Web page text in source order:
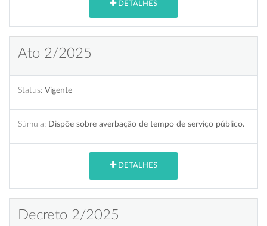
DETALHES
Ato 2/2025
Status: Vigente
Súmula: Dispõe sobre averbação de tempo de serviço público.
DETALHES
Decreto 2/2025